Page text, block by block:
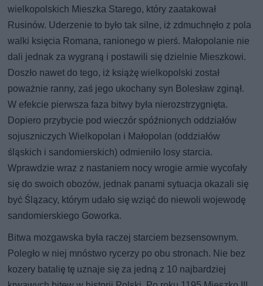
wielkopolskich Mieszka Starego, który zaatakował
Rusinów. Uderzenie to było tak silne, iż zdmuchnęło z pola
walki księcia Romana, ranionego w pierś. Małopolanie nie
dali jednak za wygraną i postawili się dzielnie Mieszkowi.
Doszło nawet do tego, iż książę wielkopolski został
poważnie ranny, zaś jego ukochany syn Bolesław zginął.
W efekcie pierwsza faza bitwy była nierozstrzygnięta.
Dopiero przybycie pod wieczór spóźnionych oddziałów
sojuszniczych Wielkopolan i Małopolan (oddziałów
śląskich i sandomierskich) odmieniło losy starcia.
Wprawdzie wraz z nastaniem nocy wrogie armie wycofały
się do swoich obozów, jednak panami sytuacja okazali się
być Ślązacy, którym udało się wziąć do niewoli wojewodę
sandomierskiego Goworka.
Bitwa mozgawska była raczej starciem bezsensownym.
Poległo w niej mnóstwo rycerzy po obu stronach. Nie bez
kozery batalię tę uznaje się za jedną z 10 najbardziej